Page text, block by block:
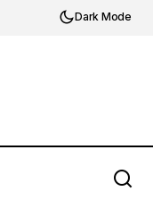
Dark Mode